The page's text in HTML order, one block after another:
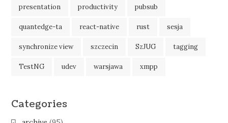
presentation productivity pubsub
quantedge-ta react-native rust sesja
synchronize view szczecin SzJUG tagging
TestNG udev warsjawa xmpp
Categories